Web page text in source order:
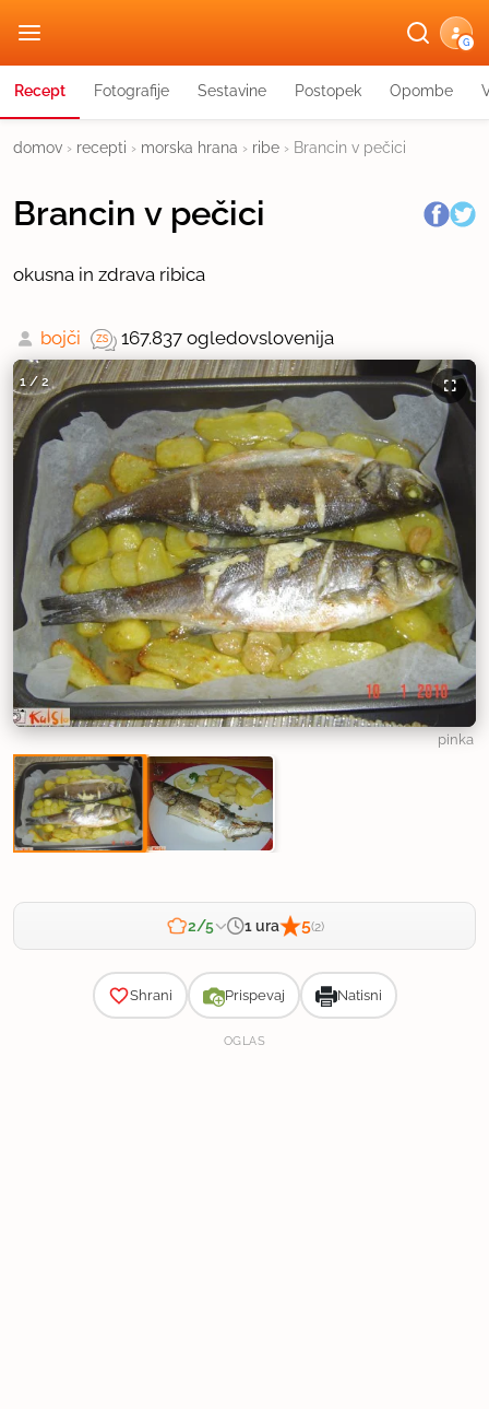
G
Recept Fotografije Sestavine Postopek Opombe
domov › recepti › morska hrana › ribe › Brancin v pečici
Brancin v pečici
okusna in zdrava ribica
bojči 167.837 ogledovslovenija
1/2
pinka
2/5 1 ura 5(2)
Shrani Prispevaj Natisni
OGLAS